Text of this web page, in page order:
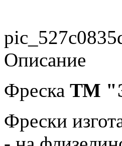
Описание
Фреска ТМ
Фрески